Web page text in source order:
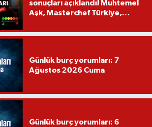
sonuçları açıklandı! Muhtemel
Aşk, Masterchef Türkiye,
Günlük burç yorumları: 7
Ağustos 2026 Cuma
Günlük burç yorumları: 6